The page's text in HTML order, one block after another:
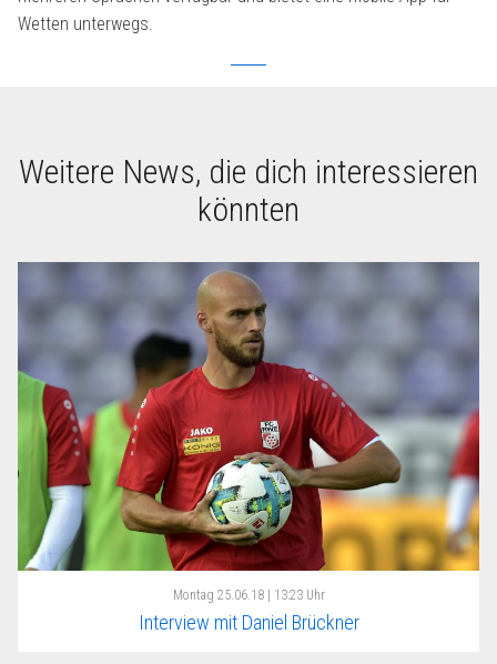
Wetten unterwegs.
Weitere News, die dich interessieren
könnten
Montag 25.06.18 | 13:23 Uhr
Interview mit Daniel Brückner